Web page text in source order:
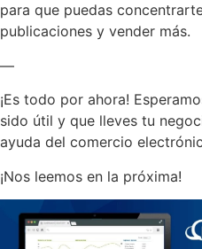
para que puedas
publicaciones y vender más.
—
¡Es todo por ahora!
sido útil y que lleves tu
ayuda del comercio
¡Nos leemos en la próxima!